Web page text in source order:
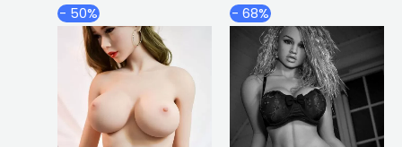
- 50%
Plage
$1,444.42
plusieurs
variations.
- 68%
de
a
Les